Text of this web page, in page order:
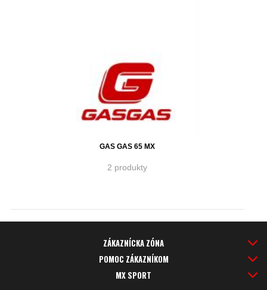
GAS GAS 65 MX
2 produkty
ZÁKAZNÍCKA ZÓNA
POMOC ZÁKAZNÍKOM
MX SPORT